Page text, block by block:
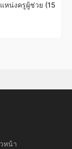
หน่งครูผู้ช่วย (15
หน้า